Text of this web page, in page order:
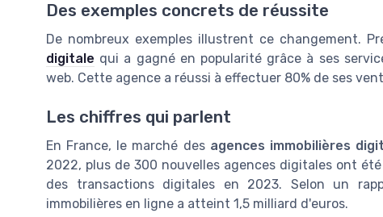
Des exemples concrets de réussite
De nombreux exemples illustrent ce changement.
digitale qui a gagné en popularité grâce à ses
web. Cette agence a réussi à effectuer 80% de ses
Les chiffres qui parlent
En France, le marché des agences immobilières
2022, plus de 300 nouvelles agences digitales ont
des transactions digitales en 2023. Selon un
immobilières en ligne a atteint 1,5 milliard d'euros.